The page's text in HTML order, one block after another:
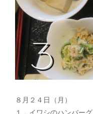
８月２４日（月）
１．イワシのハンバーグ